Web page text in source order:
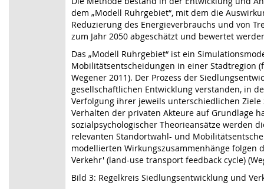
dem „Modell Ruhrgebiet“, mit dem die
Reduzierung des Energieverbrauchs und von
zum Jahr 2050 abgeschätzt und bewertet
Das „Modell Ruhrgebiet“ ist ein
Mobilitätsentscheidungen in einer Stadtregion
Wegener 2011). Der Prozess der
gesellschaftlichen Entwicklung verstanden, in
Verfolgung ihrer jeweils unterschiedlichen
Verhalten der privaten Akteure auf Grundlage
sozialpsychologischer Theorieansätze werden
relevanten Standortwahl- und
modellierten Wirkungszusammenhänge folgen
Verkehr' (land-use transport feedback cycle)
Bild 3: Regelkreis Siedlungsentwicklung und